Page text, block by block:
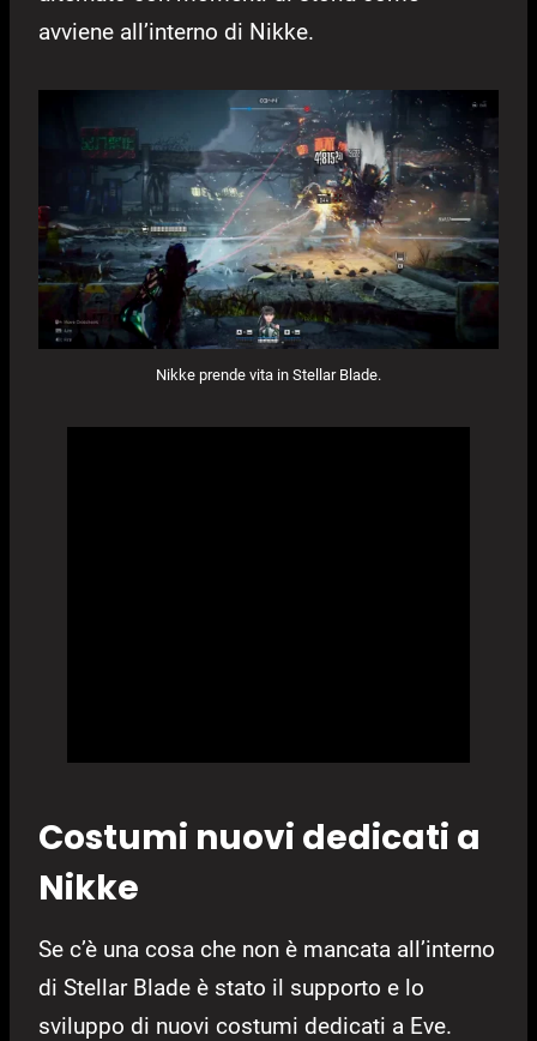
avviene all’interno di Nikke.
Nikke prende vita in Stellar Blade.
Costumi nuovi dedicati a
Nikke
Se c’è una cosa che non è mancata all’interno
di Stellar Blade è stato il supporto e lo
sviluppo di nuovi costumi dedicati a Eve.